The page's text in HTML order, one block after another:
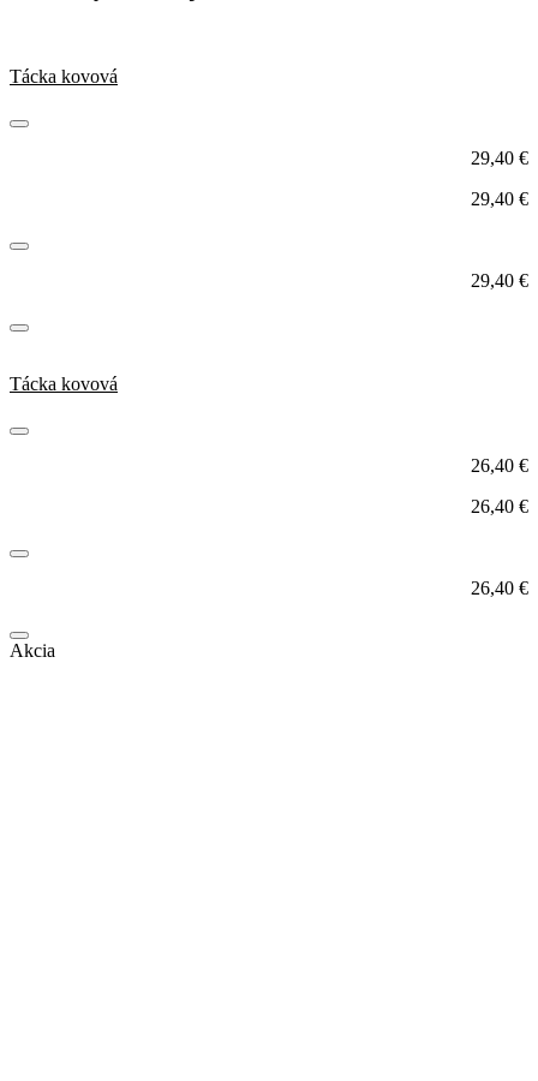
Tácka kovová
29,40 €
29,40 €
29,40 €
Tácka kovová
26,40 €
26,40 €
26,40 €
Akcia